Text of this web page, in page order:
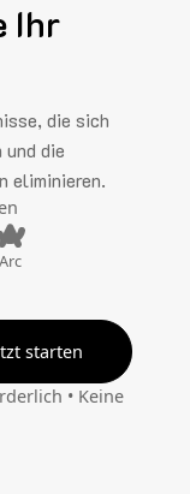
Ihr
die sich
die
eliminieren.
Arc
starten
• Keine